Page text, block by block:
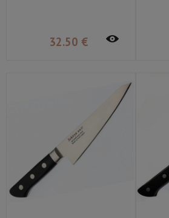
32.50 €